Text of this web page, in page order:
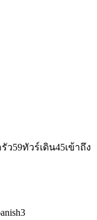
ว59ทัวร์เดิน45เข้าถึง
3